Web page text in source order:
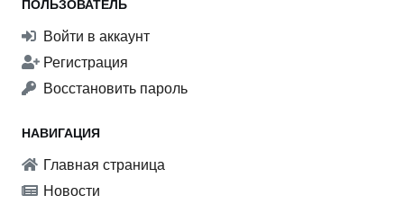
ПОЛЬЗОВАТЕЛЬ
Войти в аккаунт
Регистрация
Восстановить пароль
НАВИГАЦИЯ
Главная страница
Новости